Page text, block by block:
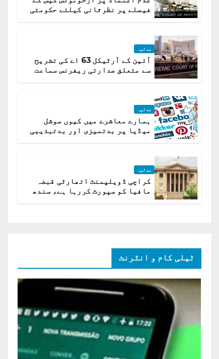
فیصلے پر نظرثانی کیلئے حکومتی
عدلیہ
آئین کے آرٹیکل 63 اے کی تشریح
سے متعلق صدارتی ریفرنس سماعت
عدلیہ
ہمارے معاشرے میں کیوں سوشل
میڈیا پر بدتمیزی اور بدتہذیبی
عدلیہ
کراچی ڈویلپمنٹ اتھارٹی قبضہ
مافیا کو سپورٹ کررہا ہے، سندھ
ٹیلی کام و انٹرنٹ